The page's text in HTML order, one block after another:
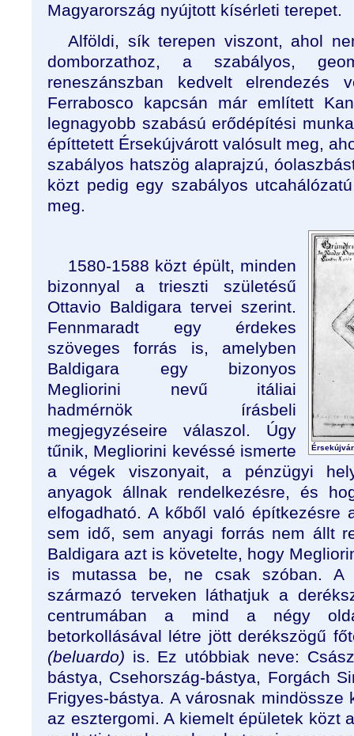
Magyarország nyújtott kísérleti terepet.
Alföldi, sík terepen viszont, ahol
domborzathoz, a szabályos,
reneszánszban kedvelt elrendezés
Ferrabosco kapcsán már említett
legnagyobb szabású erődépítési
építtetett Érsekújvárott valósult meg,
szabályos hatszög alaprajzú,
közt pedig egy szabályos
meg.
1580-1588 közt épült, minden
bizonnyal a trieszti születésű
Ottavio Baldigara tervei szerint.
Fennmaradt egy érdekes
szöveges forrás is, amelyben
Baldigara egy bizonyos
Megliorini nevű itáliai
hadmérnök írásbeli
megjegyzéseire válaszol. Úgy
tűnik, Megliorini kevéssé ismerte
a végek viszonyait, a pénzügyi
anyagok állnak rendelkezésre, és
elfogadható. A kőből való építkezésre
sem idő, sem anyagi forrás nem állt
Baldigara azt is követelte, hogy
is mutassa be, ne csak szóban. A
származó terveken láthatjuk a
centrumában a mind a négy
betorkollásával létre jött derékszögű
(beluardo) is. Ez utóbbiak neve:
bástya, Csehország-bástya, Forgách
Frigyes-bástya. A városnak
az esztergomi. A kiemelt épületek közt